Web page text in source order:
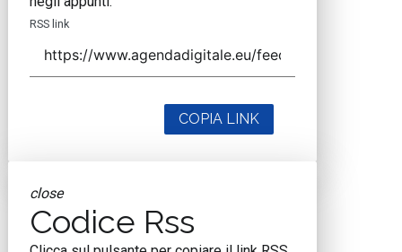
RSS link
COPIA LINK
close
Codice Rss